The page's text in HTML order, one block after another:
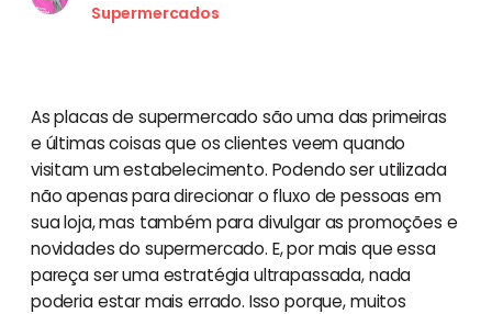
Supermercados
As placas de supermercado são uma das primeiras
e últimas coisas que os clientes veem quando
visitam um estabelecimento. Podendo ser utilizada
não apenas para direcionar o fluxo de pessoas em
sua loja, mas também para divulgar as promoções e
novidades do supermercado. E, por mais que essa
pareça ser uma estratégia ultrapassada, nada
poderia estar mais errado. Isso porque, muitos